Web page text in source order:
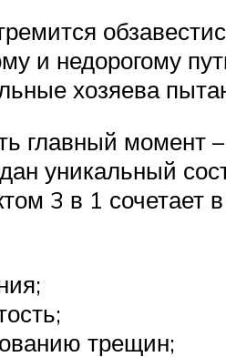
и недорогому
хозяева
главный момент
уникальный
3 в 1 сочетает
трещин;